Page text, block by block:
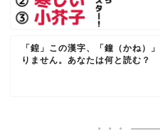
「鍠」この漢字、「鐘（かね）
りません。あなたは何と読む？